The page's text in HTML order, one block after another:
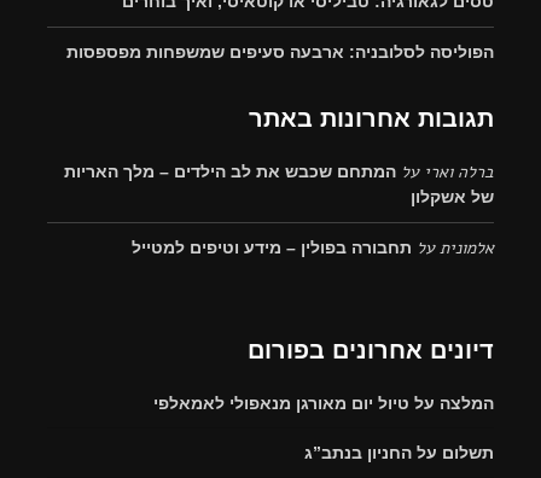
הפוליסה לסלובניה: ארבעה סעיפים שמשפחות מפספסות
תגובות אחרונות באתר
ברלה וארי על המתחם שכבש את לב הילדים – מלך האריות
של אשקלון
אלמוניתעל תחבורה בפולין – מידע וטיפים למטייל
דיונים אחרונים בפורום
המלצה על טיול יום מאורגן מנאפולי לאמאלפי
תשלום על החניון בנתב”ג